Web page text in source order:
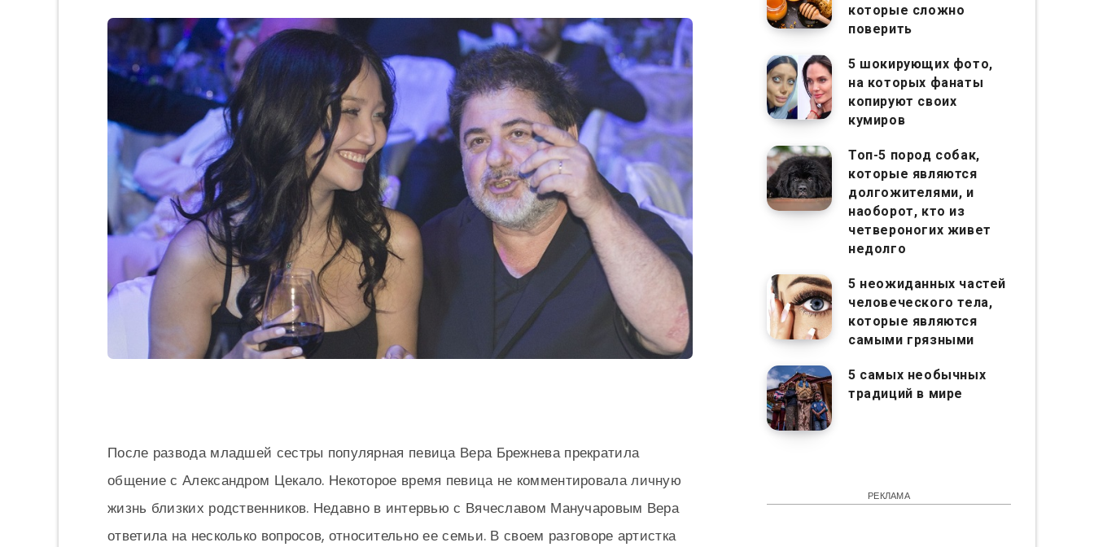
После развода младшей сестры популярная певица Вера Брежнева прекратила
общение с Александром Цекало. Некоторое время певица не комментировала личную
жизнь близких родственников. Недавно в интервью с Вячеславом Манучаровым Вера
ответила на несколько вопросов, относительно ее семьи. В своем разговоре артистка
которые сложно
поверить
5 шокирующих фото,
на которых фанаты
копируют своих
кумиров
Топ-5 пород собак,
которые являются
долгожителями, и
наоборот, кто из
четвероногих живет
недолго
5 неожиданных частей
человеческого тела,
которые являются
самыми грязными
5 самых необычных
традиций в мире
РЕКЛАМА